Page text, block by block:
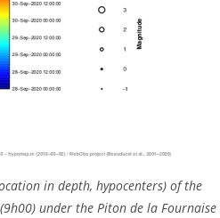
in depth, hypocenters) of the
under the Piton de la Fournaise